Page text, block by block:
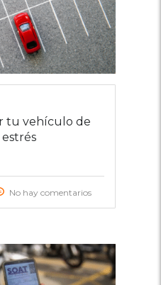
tu vehículo de
No hay comentarios